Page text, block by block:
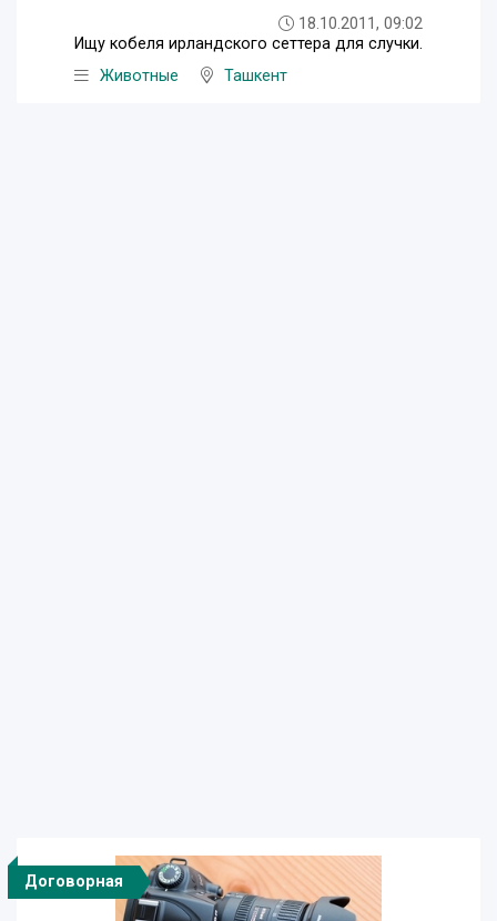
18.10.2011, 09:02
Ищу кобеля ирландского сеттера для случки.
Животные
Ташкент
Договорная